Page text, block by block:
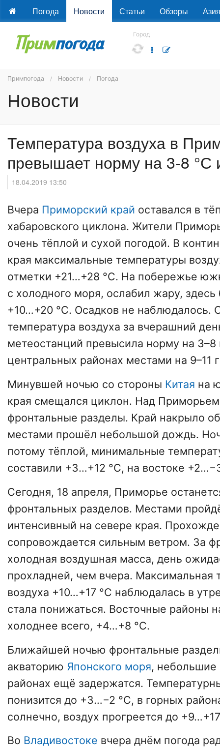
Погода Новости Статьи Обзоры Азия
Город
Примпогода Новости Погода
Новости
Температура воздуха в
превышает норму на 3-8 °С
18.04.2019 13:50
Вчера Приморский край оставался в
хабаровского циклона. Жители
очень тёплой и сухой погодой. В
края максимальные температуры
отметки +21…+28 °С. На побережье
с холодного моря, ослабил жару,
+10…+20 °С. Осадков не наблюдалось.
температура воздуха за вчерашний
метеостанций превысила норму на 3–8
центральных районах местами на 9–11
Минувшей ночью со стороны Китая на
края смещался циклон. Над
фронтальные разделы. Край накрыло
местами прошёл небольшой дождь.
потому тёплой, минимальные
составили +3…+12 °С, на востоке
Сегодня, 18 апреля, Приморье
фронтальных разделов. Местами
интенсивный на севере края.
сопровождается сильным ветром. За
холодная воздушная масса, день
прохладней, чем вчера. Максимальная
воздуха +10…+17 °С наблюдалась в
стала понижаться. Восточные районы
холоднее всего, +4…+8 °С.
Ближайшей ночью фронтальные
акваторию Японского моря, небольшие
районах ещё задержатся.
понизится до +3…−2 °С, в горных
солнечно, воздух прогреется до
Во Владивостоке вчера днём погода